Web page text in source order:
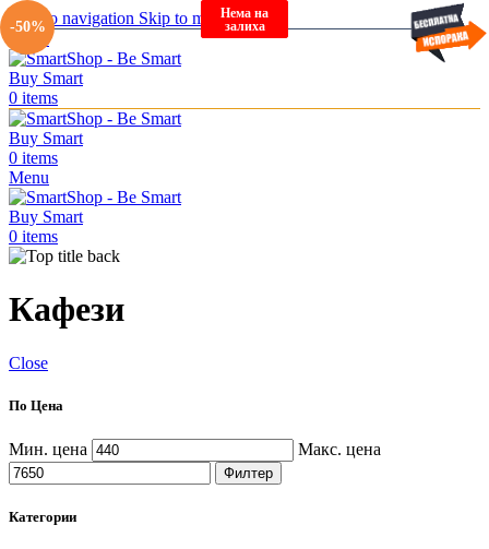
Skip to navigation Skip to main content
0 items
0 items
Menu
0 items
Кафези
Close
По Цена
Мин. цена Макс. цена
Филтер
Категории
-50%
Нема на
залиха
Нема на
залиха